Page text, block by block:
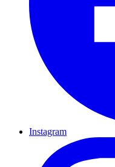
Instagram